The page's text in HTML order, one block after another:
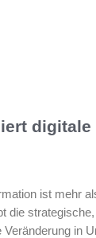
digitale
ist mehr
die
Veränderung in